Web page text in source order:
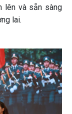
lên và sẵn sàng
lai.